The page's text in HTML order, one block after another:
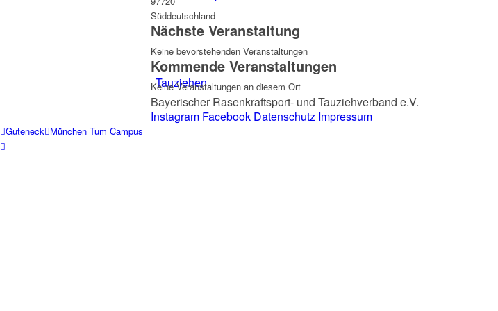
Tauziehen
Süddeutschland
Nächste Veranstaltung
Keine bevorstehenden Veranstaltungen
Kommende Veranstaltungen
Keine Veranstaltungen an diesem Ort
Bayerischer Rasenkraftsport- und Tauziehverband e.V.
Instagram Facebook Datenschutz Impressum
Guteneck München Tum Campus